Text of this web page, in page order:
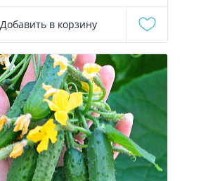
Добавить в корзину